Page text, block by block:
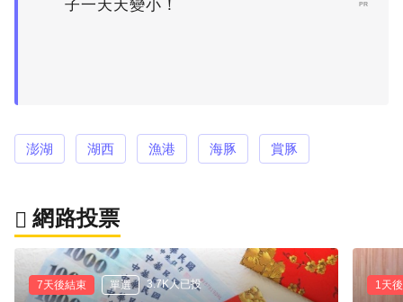
子一天天變小！
PR
澎湖 湖西 漁港 海豚 賞豚
網路投票
7天後結束 單選 3.7K人已投 1天